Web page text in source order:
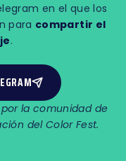
en el que los
para compartir el
.
la comunidad de
del Color Fest.